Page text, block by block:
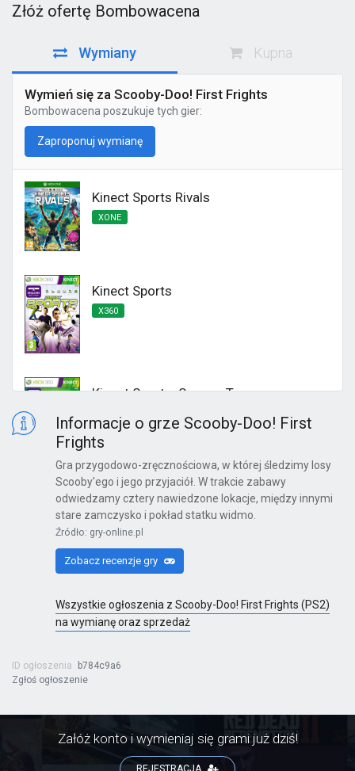
Złóż ofertę Bombowacena
Wymiany Kupna
Wymień się za Scooby-Doo! First Frights
Bombowacena poszukuje tych gier:
Zaproponuj wymianę
Kinect Sports Rivals
XONE
Kinect Sports
X360
Kinect Sports: Season Two
Kinect Sports Najlepsza Kolekcja
X360
PS4
Informacje o grze Scooby-Doo! First
Frights
Gra przygodowo-zręcznościowa, w której śledzimy losy
Scooby'ego i jego przyjaciół. W trakcie zabawy
odwiedzamy cztery nawiedzone lokacje, między innymi
stare zamczysko i pokład statku widmo.
Źródło: gry-online.pl
Zobacz recenzje gry
Wszystkie ogłoszenia z Scooby-Doo! First Frights (PS2)
na wymianę oraz sprzedaż
ID ogłoszenia
b784c9a6
Zgłoś ogłoszenie
Załóż konto i wymieniaj się grami już dziś!
REJESTRACJA